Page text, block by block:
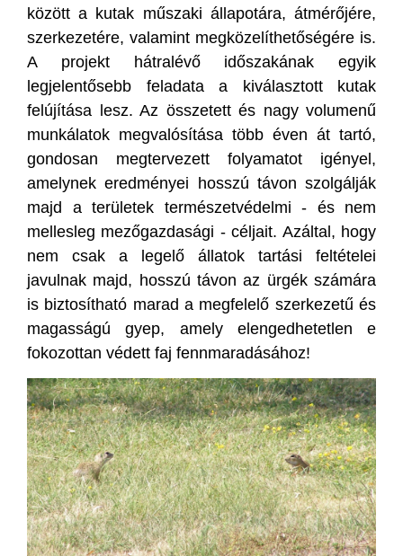
között a kutak műszaki állapotára, átmérőjére,
szerkezetére, valamint megközelíthetőségére is.
A projekt hátralévő időszakának egyik
legjelentősebb feladata a kiválasztott kutak
felújítása lesz. Az összetett és nagy volumenű
munkálatok megvalósítása több éven át tartó,
gondosan megtervezett folyamatot igényel,
amelynek eredményei hosszú távon szolgálják
majd a területek természetvédelmi - és nem
mellesleg mezőgazdasági - céljait. Azáltal, hogy
nem csak a legelő állatok tartási feltételei
javulnak majd, hosszú távon az ürgék számára
is biztosítható marad a megfelelő szerkezetű és
magasságú gyep, amely elengedhetetlen e
fokozottan védett faj fennmaradásához!